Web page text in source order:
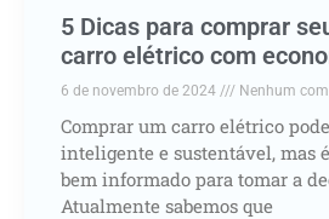
5 Dicas para comprar
carro elétrico com
6 de novembro de 2024 Nenhum
Comprar um carro elétrico
inteligente e sustentável, mas
bem informado para tomar a
Atualmente sabemos que